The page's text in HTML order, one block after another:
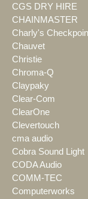
CGS DRY HIRE
CHAINMASTER
Charly's
Chauvet
Christie
Chroma-Q
Claypaky
Clear-Com
ClearOne
Clevertouch
cma audio
Cobra Sound Light
CODA Audio
COMM-TEC
Computerworks